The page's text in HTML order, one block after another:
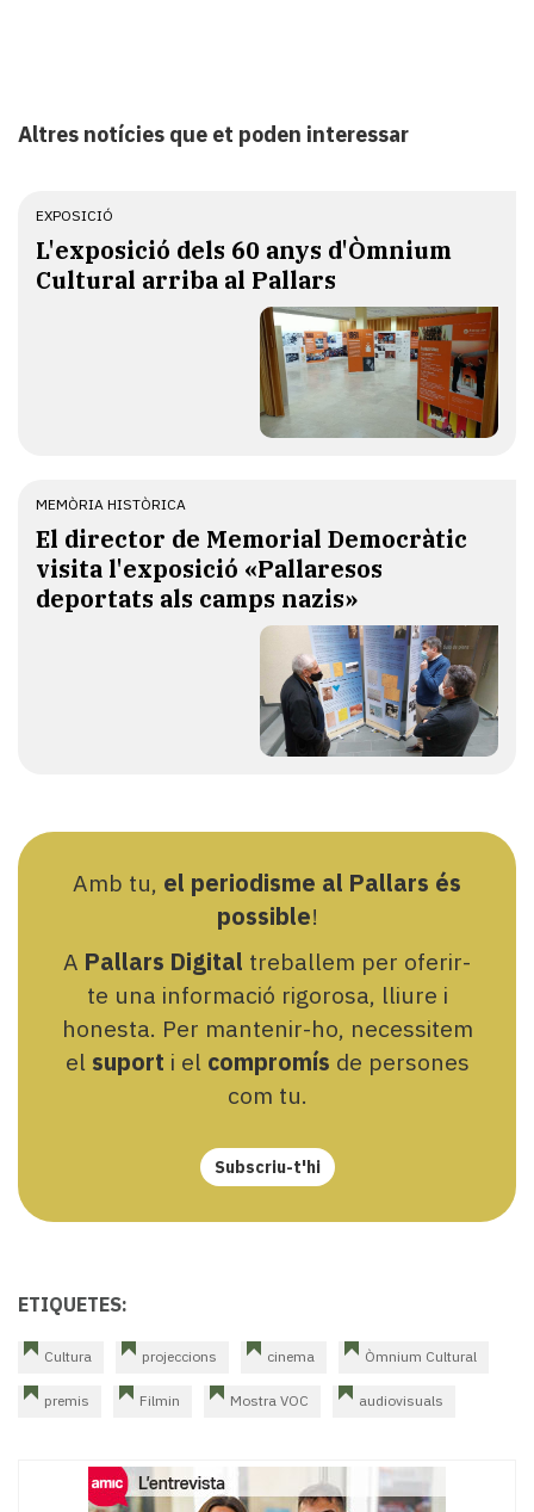
Altres notícies que et poden interessar
EXPOSICIÓ
L'exposició dels 60 anys d'Òmnium
Cultural arriba al Pallars
MEMÒRIA HISTÒRICA
El director de Memorial Democràtic
visita l'exposició «Pallaresos
deportats als camps nazis»
Amb tu, el periodisme al Pallars és
possible!
A Pallars Digital treballem per oferir-
te una informació rigorosa, lliure i
honesta. Per mantenir-ho, necessitem
el suport i el compromís de persones
com tu.
Subscriu-t'hi
ETIQUETES:
Cultura projeccions cinema Òmnium Cultural
premis Filmin Mostra VOC audiovisuals